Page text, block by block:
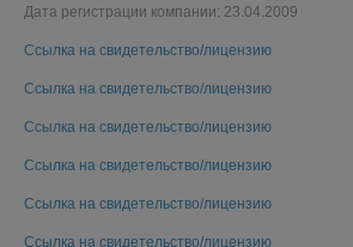
Дата регистрации компании: 23.04.2009
Ссылка на свидетельство/лицензию
Ссылка на свидетельство/лицензию
Ссылка на свидетельство/лицензию
Ссылка на свидетельство/лицензию
Ссылка на свидетельство/лицензию
Ссылка на свидетельство/лицензию